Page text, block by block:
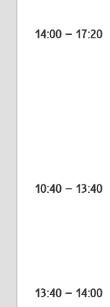
14:00 – 17:20
10:40 – 13:40
13:40 – 14:00